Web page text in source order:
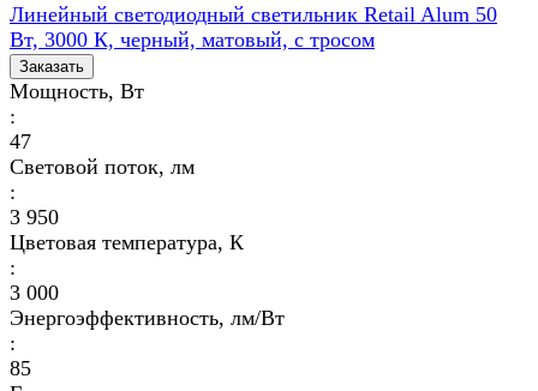
Линейный светодиодный светильник Retail Alum 50
Вт, 3000 К, черный, матовый, с тросом
Заказать
Мощность, Вт
:
47
Световой поток, лм
:
3 950
Цветовая температура, К
:
3 000
Энергоэффективность, лм/Вт
:
85